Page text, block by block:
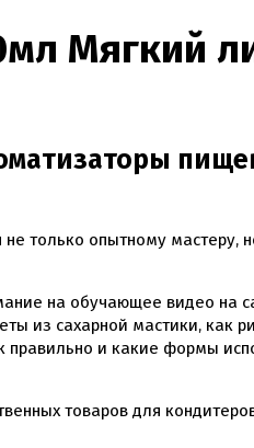
только опытному мастеру,
на обучающее видео на
из сахарной мастики, как
и какие формы
товаров для